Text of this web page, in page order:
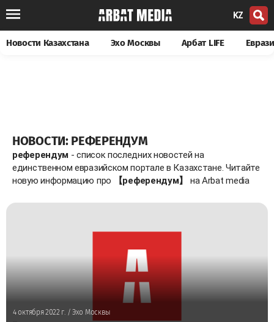
KZ
Новости Казахстана Эхо Москвы Арбат LIFE
НОВОСТИ: РЕФЕРЕНДУМ
референдум - список последних новостей на
единственном евразийском портале в Казахстане. Читайте
новую информацию про
【референдум】 на Arbat media
4 октября 2022 г./ Эхо Москвы